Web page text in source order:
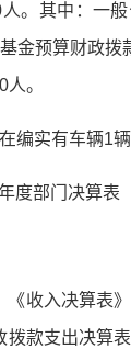
。其中：一
金预算财政拨
。
编实有车辆1辆
度部门决算表
《收入决算表
拨款支出决算